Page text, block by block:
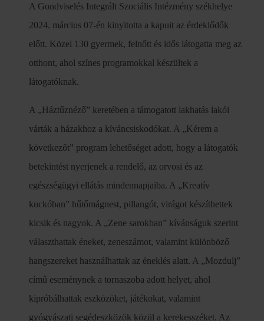
A Gondviselés Integrált Szociális Intézmény székhelye
2024. március 07-én kinyitotta a kapuit az érdeklődők
előtt. Közel 130 gyermek, felnőtt és idős látogatta meg az
otthont, ahol színes programokkal készültek a
látogatóknak.
A „Háztűznéző” keretében a támogatott lakhatás lakói
várták a házakhoz a kíváncsiskodókat. A „Kérem a
következőt” program lehetőséget adott, hogy a látogatók
betekintést nyerjenek a rendelő, az orvosi és az
egészségügyi ellátás mindennapjaiba. A „Kreatív
kuckóban” hűtőmágnest, pillangót, virágot készíthettek
kicsik és nagyok. A „Zene sarokban” kívánságuk szerint
választhattak éneket, zeneszámot, valamint különböző
hangszereket használhattak az éneklés alatt. A „Mozdulj”
című eseménynek a tornaszoba adott helyet, ahol
kipróbálhattak eszközöket, játékokat, valamint
gyógyászati segédeszközök közül a kerekesszéket. Az